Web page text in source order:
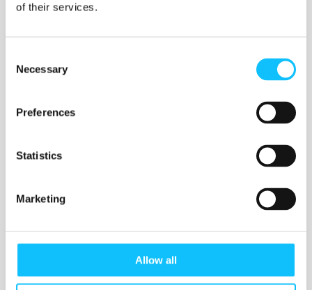
of their services.
Selection
Necessary
Preferences
Statistics
Marketing
Allow all
Katso myös
Jyväskylän ammattikorkeakoulu
Nurmijärven seurakunta